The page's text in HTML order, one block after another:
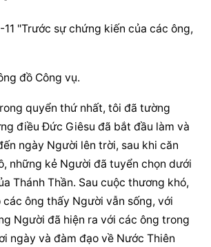
11 "Trước sự chứng kiến của các ông,
đồ Công vụ.
quyển thứ nhất, tôi đã tường
điều Ðức Giêsu đã bắt đầu làm và
ngày Người lên trời, sau khi căn
những kẻ Người đã tuyển chọn dưới
Thánh Thần. Sau cuộc thương khó,
ông thấy Người vẫn sống, với
Người đã hiện ra với các ông trong
ngày và đàm đạo về Nước Thiên